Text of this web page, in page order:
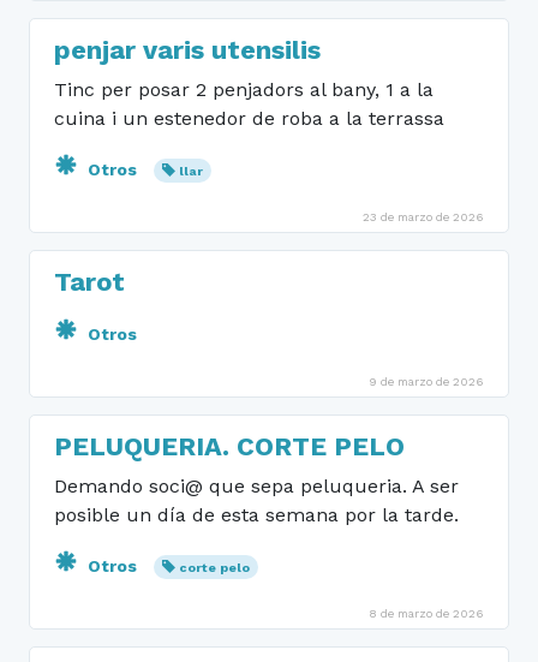
penjar varis utensilis
Tinc per posar 2 penjadors al bany, 1 a la
cuina i un estenedor de roba a la terrassa
Otros llar
23 de marzo de 2026
Tarot
Otros
9 de marzo de 2026
PELUQUERIA. CORTE PELO
Demando soci@ que sepa peluqueria. A ser
posible un día de esta semana por la tarde.
Otros corte pelo
8 de marzo de 2026